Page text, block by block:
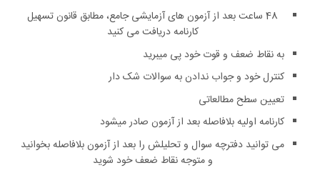
48 ساعت بعد از آزمون های آزمایشی جامع، مطابق قانون تسهیل
کارنامه دریافت می کنید
به نقاط ضعف و قوت خود پی میبرید
کنترل خود و جواب ندادن به سوالات شک دار
تعیین سطح مطالعاتی
کارنامه اولیه بلافاصله بعد از آزمون صادر میشود
می توانید دفترچه سوال و تحلیلش را بعد از آزمون بلافاصله بخوانید
و متوجه نقاط ضعف خود شوید